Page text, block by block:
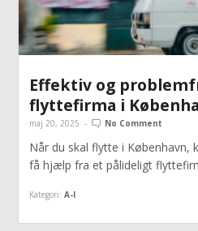
Effektiv og
flyttefirma i
maj 20, 2025 - No Comment
Når du skal flytte i København,
få hjælp fra et pålideligt
Kategori: A-I